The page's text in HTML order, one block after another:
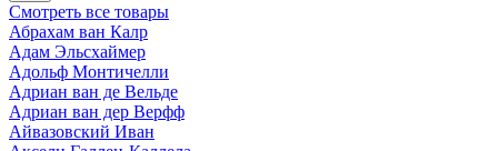
Смотреть все товары
Абрахам ван Калр
Адам Эльсхаймер
Адольф Монтичелли
Адриан ван де Вельде
Адриан ван дер Верфф
Айвазовский Иван